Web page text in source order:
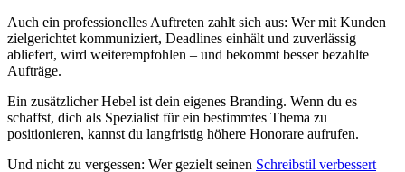
Auch ein professionelles Auftreten zahlt sich aus: Wer mit Kunden
zielgerichtet kommuniziert, Deadlines einhält und zuverlässig
abliefert, wird weiterempfohlen – und bekommt besser bezahlte
Aufträge.
Ein zusätzlicher Hebel ist dein eigenes Branding. Wenn du es
schaffst, dich als Spezialist für ein bestimmtes Thema zu
positionieren, kannst du langfristig höhere Honorare aufrufen.
Und nicht zu vergessen: Wer gezielt seinen Schreibstil verbessert